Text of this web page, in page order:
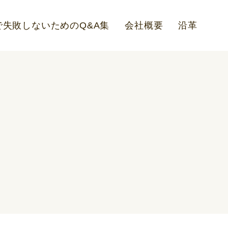
失敗しないためのQ&A集 会社概要 沿革